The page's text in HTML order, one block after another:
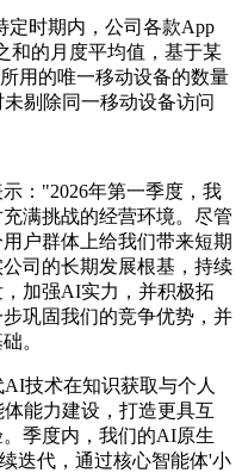
定时期内，公司各款App
和的月度平均值，基于某
用的唯一移动设备的数量
剔除同一移动设备访问
："2026年第一季度，我
满挑战的经营环境。尽管
户群体上给我们带来短期
司的长期发展根基，持续
加强AI实力，并积极拓
巩固我们的竞争优势，并
。
技术在知识获取与个人
能力建设，打造更具互
季度内，我们的AI原生
迭代，通过核心智能体'小